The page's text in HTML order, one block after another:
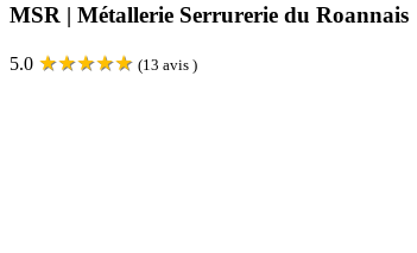
MSR | Métallerie Serrurerie du Roannais
5.0 ★★★★★ (13 avis )